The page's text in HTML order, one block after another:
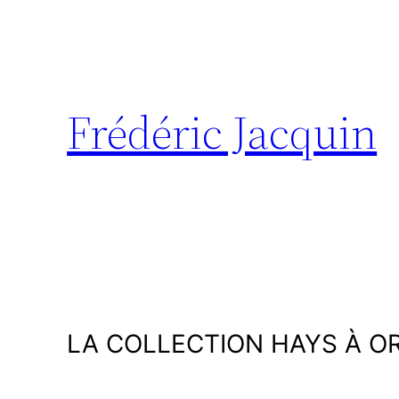
Frédéric Jacquin
LA COLLECTION HAYS À